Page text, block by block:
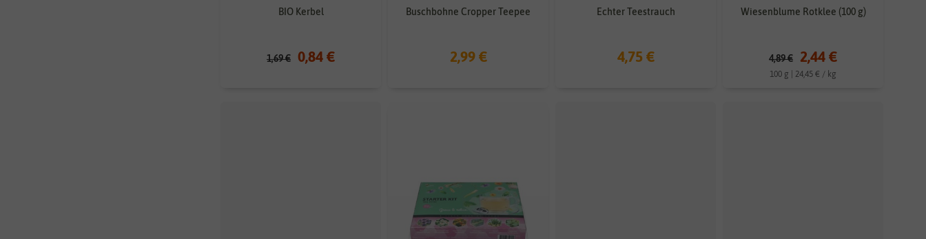
BIO Kerbel
1,69 € 0,84 €
Buschbohne Cropper Teepee
2,99 €
Echter Teestrauch
4,75 €
Wiesenblume Rotklee (100 g)
4,89 € 2,44 €
100 g | 24,45 € / kg